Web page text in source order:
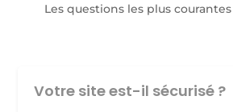
Les questions les plus
Votre site est-il sécurisé ?